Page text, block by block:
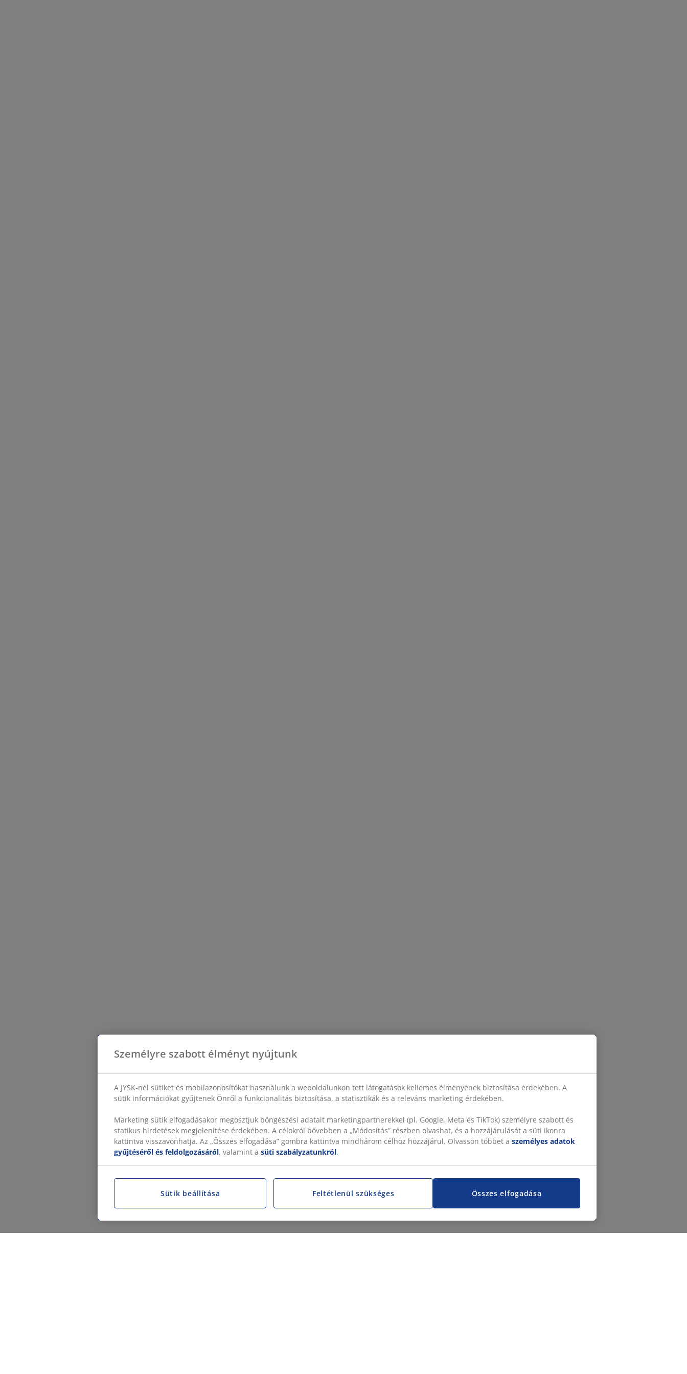
Személyre szabott élményt nyújtunk
A JYSK-nél sütiket és mobilazonosítókat használunk a weboldalunkon tett látogatások kellemes élményének biztosítása érdekében. A
sütik információkat gyűjtenek Önről a funkcionalitás biztosítása, a statisztikák és a releváns marketing érdekében.
Marketing sütik elfogadásakor megosztjuk böngészési adatait marketingpartnerekkel (pl. Google, Meta és TikTok) személyre szabott és
statikus hirdetések megjelenítése érdekében. A célokról bővebben a „Módosítás” részben olvashat, és a hozzájárulását a süti ikonra
kattintva visszavonhatja. Az „Összes elfogadása” gombra kattintva mindhárom célhoz hozzájárul. Olvasson többet a személyes adatok
gyűjtéséről és feldolgozásáról, valamint a süti szabályzatunkról.
Összes elfogadása
Sütik beállítása Feltétlenül szükséges